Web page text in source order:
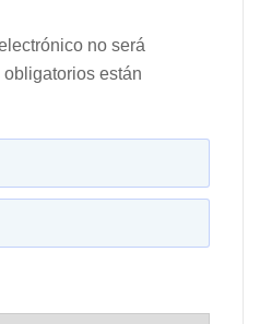
no será
obligatorios están